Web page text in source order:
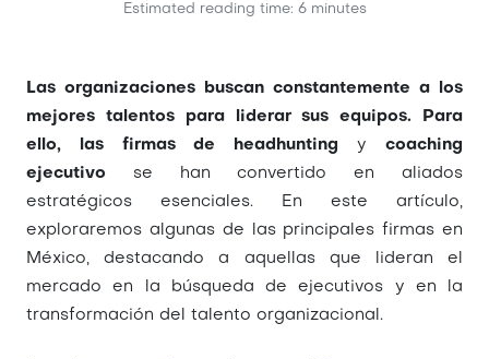
Estimated reading time: 6 minutes
Las organizaciones buscan constantemente a los
mejores talentos para liderar sus equipos. Para
ello, las firmas de headhunting ycoaching
ejecutivo se han convertido en aliados
estratégicos esenciales. En este artículo,
exploraremos algunas de las principales firmas en
México, destacando a aquellas que lideran el
mercado en la búsqueda de ejecutivos y en la
transformación del talento organizacional.